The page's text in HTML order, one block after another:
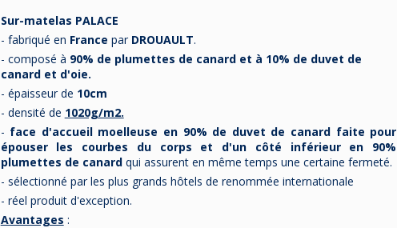
Sur-matelas PALACE
- fabriqué en France par DROUAULT.
- composé à 90% de plumettes de canard et à 10% de duvet de
canard et d'oie.
- épaisseur de 10cm
- densité de 1020g/m2.
- face d'accueil moelleuse en 90% de duvet de canard faite pour
épouser les courbes du corps et d'un côté inférieur en 90%
plumettes de canardqui assurent en même temps une certaine fermeté.
- sélectionné par les plus grands hôtels de renommée internationale
- réel produit d'exception.
Avantages :